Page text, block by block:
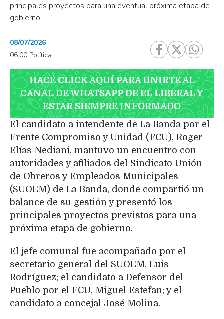
principales proyectos para una eventual próxima etapa de
gobierno.
08/07/2026
06:00 Política
HACÉ CLICK AQUÍ PARA UNIRTE AL
CANAL DE WHATSAPP DE EL LIBERAL Y
ESTAR SIEMPRE INFORMADO
El candidato a intendente de La Banda por el
Frente Compromiso y Unidad (FCU), Roger
Elías Nediani, mantuvo un encuentro con
autoridades y afiliados del Sindicato Unión
de Obreros y Empleados Municipales
(SUOEM) de La Banda, donde compartió un
balance de su gestión y presentó los
principales proyectos previstos para una
próxima etapa de gobierno.
El jefe comunal fue acompañado por el
secretario general del SUOEM, Luis
Rodríguez; el candidato a Defensor del
Pueblo por el FCU, Miguel Estefan; y el
candidato a concejal José Molina.